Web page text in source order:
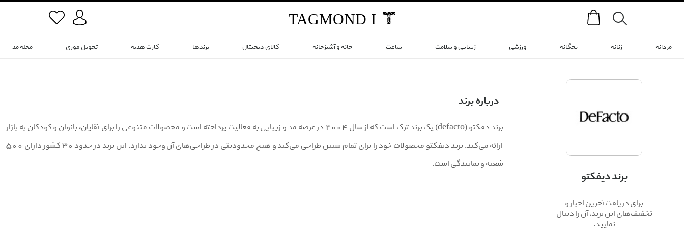
Search
TAGMOND I
مردانه زنانه بچگانه ورزشی زیبایی و سلامت ساعت خانه و آشپزخانه کالای دیجیتال برندها کارت هدیه تحویل فوری مجله مد
برند دیفکتو
برای دریافت آخرین اخبار و
تخفیف‌های این برند، آن را دنبال
نمایید.
درباره برند
برند دفکتو (defacto) یک برند ترک است که از سال 2004 در عرصه مد و زیبایی به فعالیت پرداخته است و محصولات متنوعی را برای آقایان، بانوان و کودکان به بازار
ارائه می‌کند. برند دیفکتو محصولات خود را برای تمام سنین طراحی می‌کند و هیچ محدودیتی در طراحی‌های آن وجود ندارد. این برند در حدود 30 کشور دارای 500
شعبه و نمایندگی است.